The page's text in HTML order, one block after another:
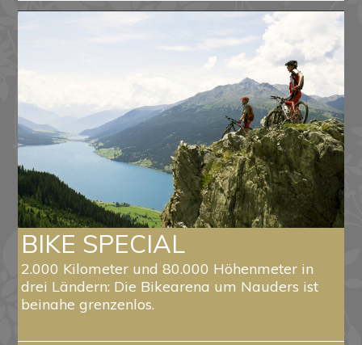
BIKE SPECIAL
2.000 Kilometer und 80.000 Höhenmeter in
drei Ländern: Die Bikearena um Nauders ist
beinahe grenzenlos.